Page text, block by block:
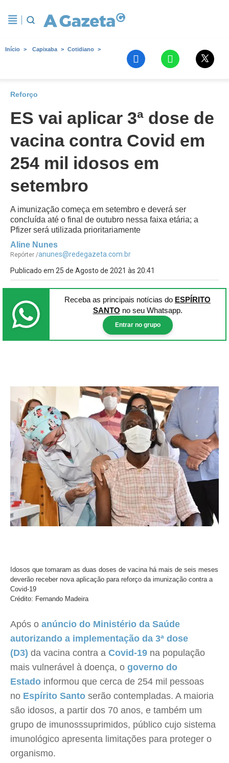
Início Capixaba Cotidiano
Reforço
ES vai aplicar 3ª dose de
vacina contra Covid em
254 mil idosos em
setembro
A imunização começa em setembro e deverá ser
concluída até o final de outubro nessa faixa etária; a
Pfizer será utilizada prioritariamente
Aline Nunes
Repórter /anunes@redegazeta.com.br
Publicado em 25 de Agosto de 2021 às 20:41
Receba as principais notícias do ESPÍRITO
SANTO no seu Whatsapp.
Entrar no grupo
Idosos que tomaram as duas doses de vacina há mais de seis meses
deverão receber nova aplicação para reforço da imunização contra a
Covid-19
Crédito: Fernando Madeira
Após o anúncio do Ministério da Saúde
autorizando a implementação da 3ª dose
(D3) da vacina contra a Covid-19 na população
mais vulnerável à doença, o governo do
Estado informou que cerca de 254 mil pessoas
no Espírito Santo serão contempladas. A maioria
são idosos, a partir dos 70 anos, e também um
grupo de imunosssuprimidos, público cujo sistema
imunológico apresenta limitações para proteger o
organismo.